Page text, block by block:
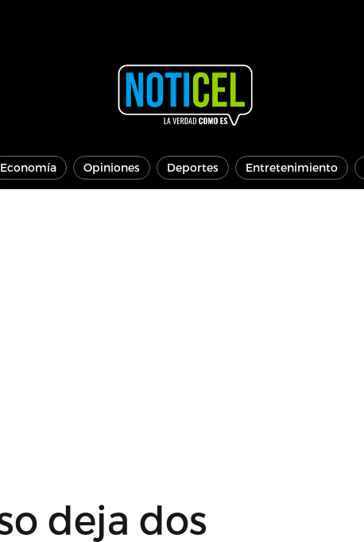
Economía Opiniones Deportes Entretenimiento
deja dos